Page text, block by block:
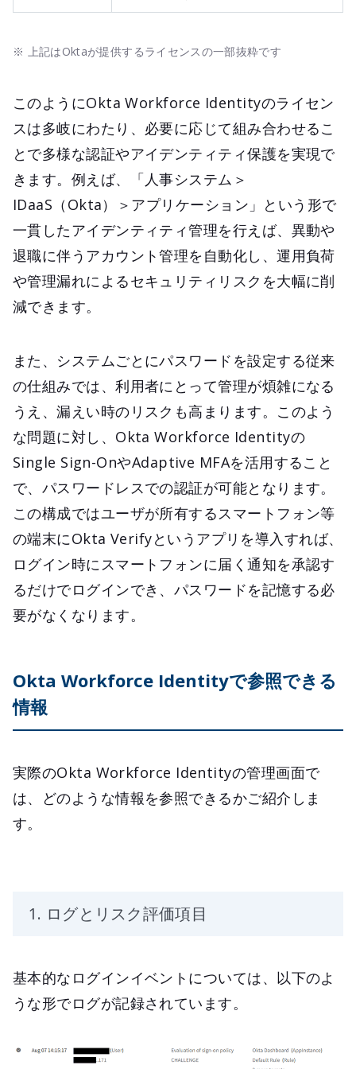
※ 上記はOktaが提供するライセンスの一部抜粋です
このようにOkta Workforce Identityのライセン
スは多岐にわたり、必要に応じて組み合わせるこ
とで多様な認証やアイデンティティ保護を実現で
きます。例えば、「人事システム＞
IDaaS（Okta）＞アプリケーション」という形で
一貫したアイデンティティ管理を行えば、異動や
退職に伴うアカウント管理を自動化し、運用負荷
や管理漏れによるセキュリティリスクを大幅に削
減できます。
また、システムごとにパスワードを設定する従来
の仕組みでは、利用者にとって管理が煩雑になる
うえ、漏えい時のリスクも高まります。このよう
な問題に対し、Okta Workforce Identityの
Single Sign-OnやAdaptive MFAを活用すること
で、パスワードレスでの認証が可能となります。
この構成ではユーザが所有するスマートフォン等
の端末にOkta Verifyというアプリを導入すれば、
ログイン時にスマートフォンに届く通知を承認す
るだけでログインでき、パスワードを記憶する必
要がなくなります。
Okta Workforce Identityで参照できる
情報
実際のOkta Workforce Identityの管理画面で
は、どのような情報を参照できるかご紹介しま
す。
1. ログとリスク評価項目
基本的なログインイベントについては、以下のよ
うな形でログが記録されています。